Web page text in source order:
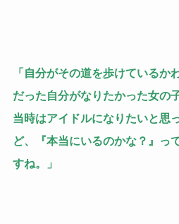
「自分がその道を歩けているか
だった自分がなりたかった女の
当時はアイドルになりたいと思
ど、『本当にいるのかな？』っ
すね。」